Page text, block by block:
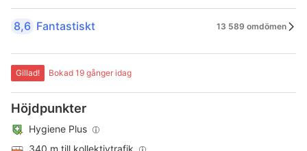
8,6 Fantastiskt 13 589 omdömen
Gillad! Bokad 19 gånger idag
Höjdpunkter
Hygiene Plus
340 m till kollektivtrafik